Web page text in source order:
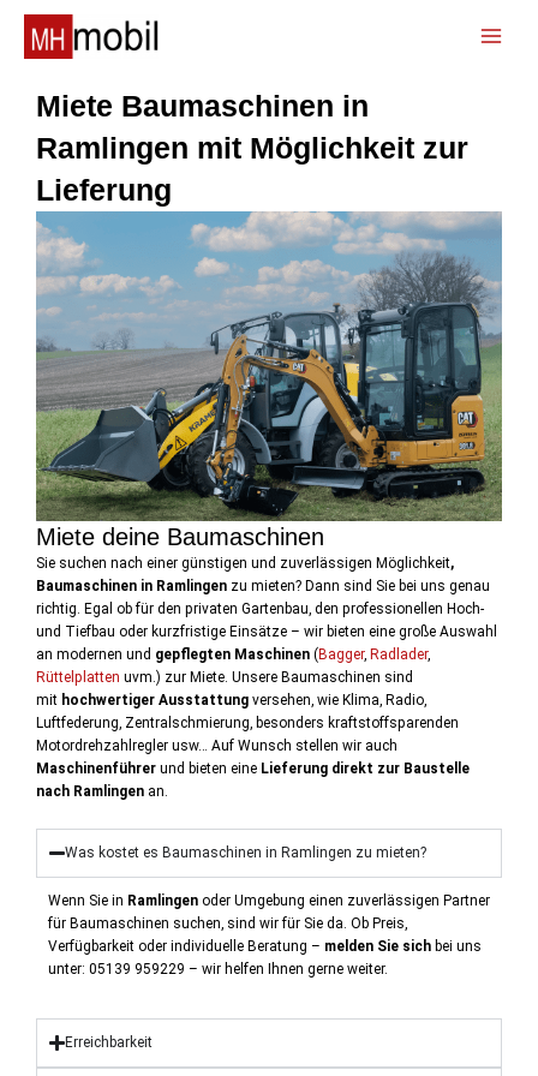
Inhalt
springen
Miete Baumaschinen in
Ramlingen mit Möglichkeit zur
Lieferung
Miete deine Baumaschinen
Sie suchen nach einer günstigen und zuverlässigen Möglichkeit,
Baumaschinen in Ramlingen zu mieten? Dann sind Sie bei uns genau
richtig. Egal ob für den privaten Gartenbau, den professionellen Hoch-
und Tiefbau oder kurzfristige Einsätze – wir bieten eine große Auswahl
an modernen und gepflegten Maschinen ( Bagger, Radlader,
Rüttelplatten uvm.) zur Miete. Unsere Baumaschinen sind
mit hochwertiger Ausstattung versehen, wie Klima, Radio,
Luftfederung, Zentralschmierung, besonders kraftstoffsparenden
Motordrehzahlregler usw… Auf Wunsch stellen wir auch
Maschinenführer und bieten eine Lieferung direkt zur Baustelle
nach Ramlingen an.
Was kostet es Baumaschinen in Ramlingen zu mieten?
Wenn Sie in Ramlingen oder Umgebung einen zuverlässigen Partner
für Baumaschinen suchen, sind wir für Sie da. Ob Preis,
Verfügbarkeit oder individuelle Beratung – melden Sie sich bei uns
unter: 05139 959229 – wir helfen Ihnen gerne weiter.
Erreichbarkeit